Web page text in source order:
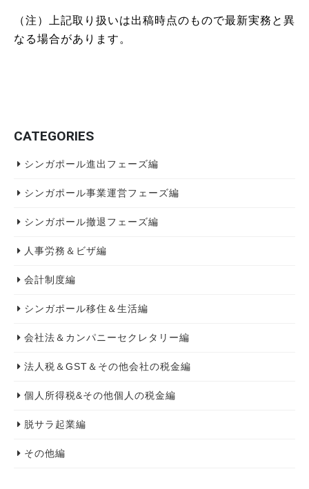
（注）上記取り扱いは出稿時点のもので最新実務と異
なる場合があります。
CATEGORIES
シンガポール進出フェーズ編
シンガポール事業運営フェーズ編
シンガポール撤退フェーズ編
人事労務＆ビザ編
会計制度編
シンガポール移住＆生活編
会社法＆カンパニーセクレタリー編
法人税＆GST＆その他会社の税金編
個人所得税&その他個人の税金編
脱サラ起業編
その他編